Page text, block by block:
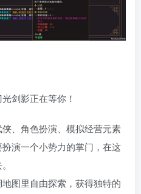
剑影正在等你！
侠、角色扮演、模拟经营元素
演一个小势力的掌门，在这
图里自由探索，获得独特的